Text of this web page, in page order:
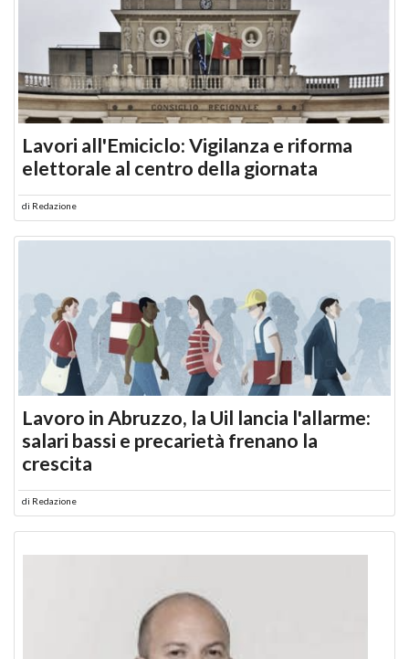
Lavori all'Emiciclo: Vigilanza e riforma
elettorale al centro della giornata
di Redazione
Lavoro in Abruzzo, la Uil lancia l'allarme:
salari bassi e precarietà frenano la
crescita
di Redazione